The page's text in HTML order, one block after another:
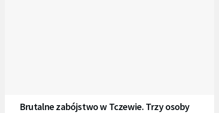
Brutalne zabójstwo w Tczewie. Trzy osoby